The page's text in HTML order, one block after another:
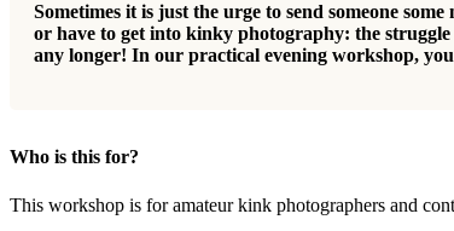
Sometimes it is just the urge to send someone
or have to get into kinky photography: the
any longer! In our practical evening workshop,
Who is this for?
This workshop is for amateur kink photographers and